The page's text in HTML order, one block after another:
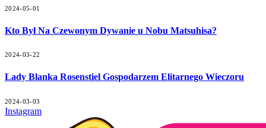
2024-05-01
Kto Był Na Czewonym Dywanie u Nobu Matsuhisa?
2024-03-22
Lady Blanka Rosenstiel Gospodarzem Elitarnego Wieczoru
2024-03-03
Instagram